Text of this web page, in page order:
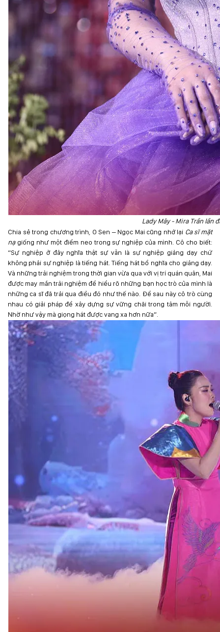
Lady Mây - Mira Trần lần
Chia sẻ trong chương trình, O Sen – Ngọc Mai cũng nhớ lại Ca sĩ mặt
nạgiống như một điểm neo trong sự nghiệp của mình. Cô cho biết:
“Sự nghiệp ở đây nghĩa thật sự vẫn là sự nghiệp giảng dạy chứ
không phải sự nghiệp là tiếng hát. Tiếng hát bổ nghĩa cho giảng dạy.
Và những trải nghiệm trong thời gian vừa qua với vị trí quán quân, Mai
được may mắn trải nghiệm để hiểu rõ những bạn học trò của mình là
những ca sĩ đã trải qua điều đó như thế nào. Để sau này cô trò cùng
nhau có giải pháp để xây dựng sự vững chãi trong tâm mỗi người.
Nhờ như vậy mà giọng hát được vang xa hơn nữa”.